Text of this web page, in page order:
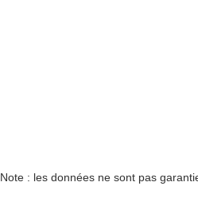
Note : les données ne sont pas